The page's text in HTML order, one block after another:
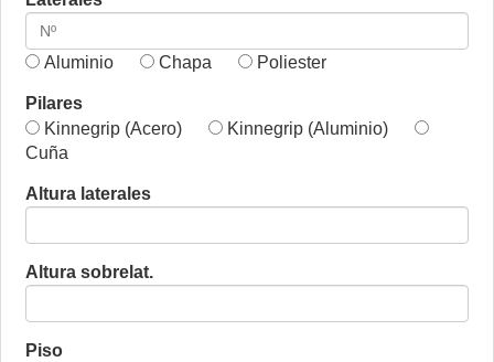
Aluminio Chapa Poliester
Pilares
Kinnegrip (Acero)
Kinnegrip (Aluminio)
Cuña
Altura laterales
Altura sobrelat.
Piso